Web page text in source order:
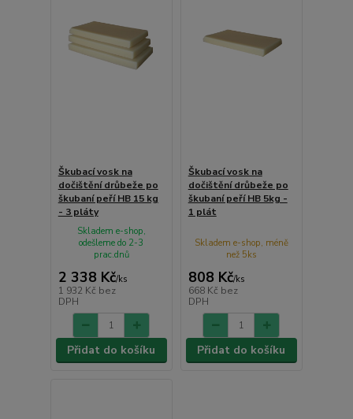
Škubací vosk na
dočištění drůbeže po
škubaní peří HB 15 kg
- 3 pláty
2 338 Kč/ks
1 932 Kč bez
DPH
Skladem e-shop,
odešleme do 2-3
prac.dnů
Přidat do košíku
Škubací vosk na
dočištění drůbeže po
škubaní peří HB 5kg -
1 plát
808 Kč/ks
668 Kč bez
DPH
Skladem e-shop, méně
než 5ks
Přidat do košíku